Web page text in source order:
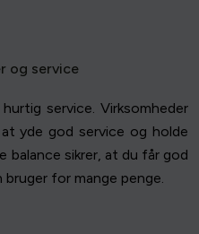
og service
service. Virksomheder
yde god service og holde
balance sikrer, at du får god
for mange penge.